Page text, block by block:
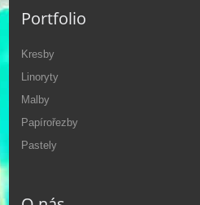
Portfolio
Kresby
Linoryty
Malby
Papírořezby
Pastely